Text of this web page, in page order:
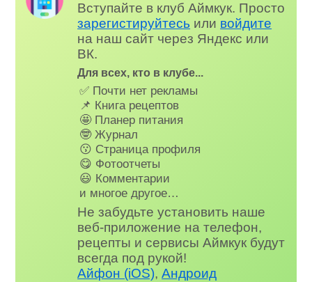
Вступайте в клуб Аймкук. Просто
зарегистируйтесь или войдите
на наш сайт через Яндекс или
ВК.
Для всех, кто в клубе...
✅ Почти нет рекламы
📌 Книга рецептов
🤩 Планер питания
🤓 Журнал
😗 Страница профиля
😋 Фотоотчеты
😃 Комментарии
и многое другое…
Не забудьте установить наше
веб-приложение на телефон,
рецепты и сервисы Аймкук будут
всегда под рукой!
Айфон (iOS),Андроид